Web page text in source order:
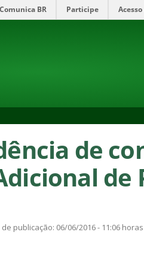
Comunica BR Participe
de
de
publicação: 06/06/2016 - 11:06 horas